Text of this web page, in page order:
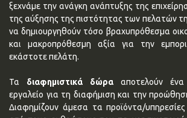
ξεχνάμε την ανάγκη ανάπτυξης της
της αύξησης της πιστότητας των πελατών
να δημιουργηθούν τόσο βραχυπρόθεσμα
και μακροπρόθεσμη αξία για την
εκάστοτε πελάτη.
Τα διαφημιστικά δώρα αποτελούν ένα
εργαλείο για τη διαφήμιση και την
Διαφημίζουν άμεσα τα προϊόντα/υπηρεσίες